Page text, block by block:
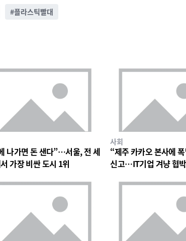
#플라스틱빨대
나가면 돈 샌다”…서울, 전 세
가장 비싼 도시 1위
사회
“제주 카카오 본사에
신고…IT기업 겨냥 협